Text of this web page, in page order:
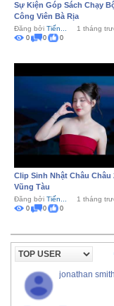
Sự Kiện Góp Sách Chạy
Công Viên Bà Rịa
Đăng bởi Tiến... 1 tháng
0 0 0
Clip Sinh Nhật Châu Châu
Vũng Tàu
Đăng bởi Tiến... 1 tháng
0 0 0
jonathan smith